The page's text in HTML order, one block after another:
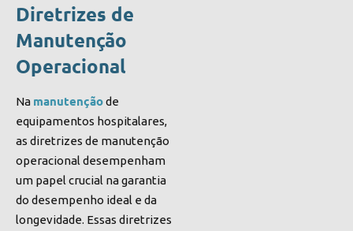
Diretrizes de
Manutenção
Operacional
Na manutençãode
equipamentos hospitalares,
as diretrizes de manutenção
operacional desempenham
um papel crucial na garantia
do desempenho ideal e da
longevidade. Essas diretrizes